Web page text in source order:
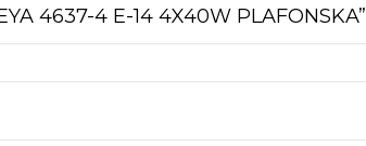
4637-4 E-14 4X40W PLAFONSKA”